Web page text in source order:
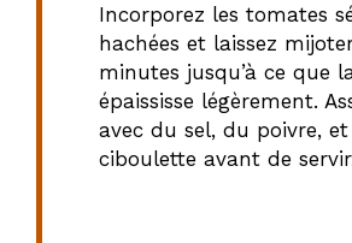
Incorporez les tomates
hachées et laissez
minutes jusqu’à ce que
épaississe légèrement.
avec du sel, du poivre,
ciboulette avant de